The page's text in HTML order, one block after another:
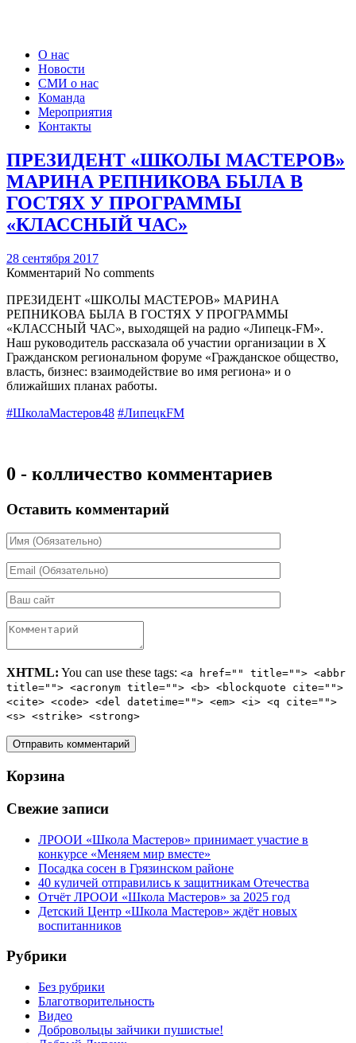
О нас
Новости
СМИ о нас
Команда
Мероприятия
Контакты
ПРЕЗИДЕНТ «ШКОЛЫ МАСТЕРОВ»
МАРИНА РЕПНИКОВА БЫЛА В
ГОСТЯХ У ПРОГРАММЫ
«КЛАССНЫЙ ЧАС»
28 сентября 2017
Комментарий No comments
ПРЕЗИДЕНТ «ШКОЛЫ МАСТЕРОВ» МАРИНА
РЕПНИКОВА БЫЛА В ГОСТЯХ У ПРОГРАММЫ
«КЛАССНЫЙ ЧАС», выходящей на радио «Липецк-FM».
Наш руководитель рассказала об участии организации в Х
Гражданском региональном форуме «Гражданское общество,
власть, бизнес: взаимодействие во имя региона» и о
ближайших планах работы.
#ШколаМастеров48 #ЛипецкFM
0 - колличество комментариев
Оставить комментарий
XHTML: You can use these tags: <a href="" title=""> <abbr
title=""> <acronym title=""> <b> <blockquote cite="">
<cite> <code> <del datetime=""> <em> <i> <q cite="">
<s> <strike> <strong>
Корзина
Свежие записи
ЛРООИ «Школа Мастеров» принимает участие в
конкурсе «Меняем мир вместе»
Посадка сосен в Грязинском районе
40 куличей отправились к защитникам Отечества
Отчёт ЛРООИ «Школа Мастеров» за 2025 год
Детский Центр «Школа Мастеров» ждёт новых
воспитанников
Рубрики
Без рубрики
Благотворительность
Видео
Добровольцы зайчики пушистые!